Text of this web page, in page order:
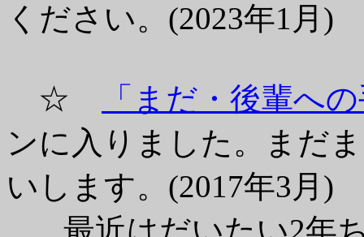
ください。(2023年1月)
☆
「まだ・後輩へ
ンに入りました。まだ
いします。(2017年3月)